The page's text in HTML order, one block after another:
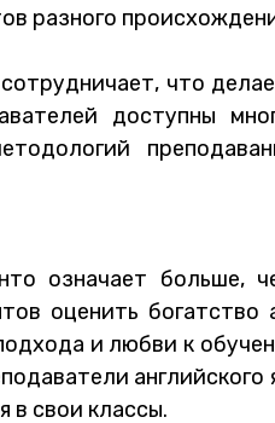
разного
что
доступны
означает больше,
оценить богатство
и любви к
в свои классы.